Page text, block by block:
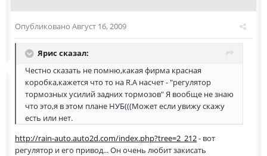
Опубликовано Август 16, 2009
Ярис сказал:
Честно сказать не помню,какая фирма красная
коробка,кажется что то на R.А насчет - "регулятор
тормозных усилий задних тормозов" Я вообще не знаю
что это,я в этом плане НУБ(((Может если увижу скажу
есть или нет.
http://rain-auto.auto2d.com/index.php?tree=2_212- вот
регулятор и его привод... Он очень любит закисать